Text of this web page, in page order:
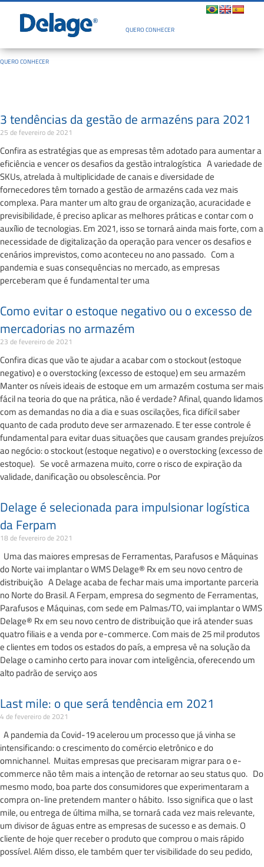
QUERO CONHECER
QUERO CONHECER
3 tendências da gestão de armazéns para 2021
25 de fevereiro de 2021
Confira as estratégias que as empresas têm adotado para aumentar a
eficiência e vencer os desafios da gestão intralogística A variedade de
SKUs, atrelada à multiplicidade de canais e diversidade de
fornecedores têm tornado a gestão de armazéns cada vez mais
complexa. Para manter um alto grau de organização, acuracidade e
previsibilidade, é preciso aplicar as melhores práticas e contar com o
auxílio de tecnologias. Em 2021, isso se tornará ainda mais forte, com a
necessidade de digitalização da operação para vencer os desafios e
cenários imprevistos, como aconteceu no ano passado. Com a
pandemia e suas consequências no mercado, as empresas
perceberam que é fundamental ter uma
Como evitar o estoque negativo ou o excesso de
mercadorias no armazém
23 de fevereiro de 2021
Confira dicas que vão te ajudar a acabar com o stockout (estoque
negativo) e o overstocking (excesso de estoque) em seu armazém
Manter os níveis ideais de estoque em um armazém costuma ser mais
fácil na teoria do que na prática, não é verdade? Afinal, quando lidamos
com as demandas no dia a dia e suas oscilações, fica difícil saber
quanto de cada produto deve ser armazenado. E ter esse controle é
fundamental para evitar duas situações que causam grandes prejuízos
ao negócio: o stockout (estoque negativo) e o overstocking (excesso de
estoque). Se você armazena muito, corre o risco de expiração da
validade, danificação ou obsolescência. Por
Delage é selecionada para impulsionar logística
da Ferpam
18 de fevereiro de 2021
Uma das maiores empresas de Ferramentas, Parafusos e Máquinas
do Norte vai implantar o WMS Delage® Rx em seu novo centro de
distribuição A Delage acaba de fechar mais uma importante parceria
no Norte do Brasil. A Ferpam, empresa do segmento de Ferramentas,
Parafusos e Máquinas, com sede em Palmas/TO, vai implantar o WMS
Delage® Rx em seu novo centro de distribuição que irá atender suas
quatro filiais e a venda por e-commerce. Com mais de 25 mil produtos
e clientes em todos os estados do país, a empresa vê na solução da
Delage o caminho certo para inovar com inteligência, oferecendo um
alto padrão de serviço aos
Last mile: o que será tendência em 2021
4 de fevereiro de 2021
A pandemia da Covid-19 acelerou um processo que já vinha se
intensificando: o crescimento do comércio eletrônico e do
omnichannel. Muitas empresas que precisaram migrar para o e-
commerce não têm mais a intenção de retornar ao seu status quo. Do
mesmo modo, boa parte dos consumidores que experimentaram a
compra on-line pretendem manter o hábito. Isso significa que o last
mile, ou entrega de última milha, se tornará cada vez mais relevante,
um divisor de águas entre as empresas de sucesso e as demais. O
cliente de hoje quer receber o produto que comprou o mais rápido
possível. Além disso, ele também quer ter visibilidade do seu pedido,